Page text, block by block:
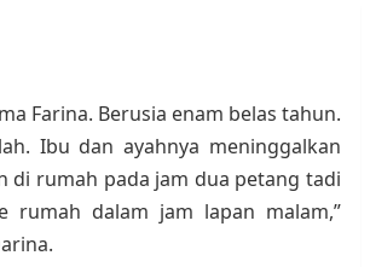
Farina. Berusia enam belas tahun.
Ibu dan ayahnya meninggalkan
di rumah pada jam dua petang tadi
rumah dalam jam lapan malam,”